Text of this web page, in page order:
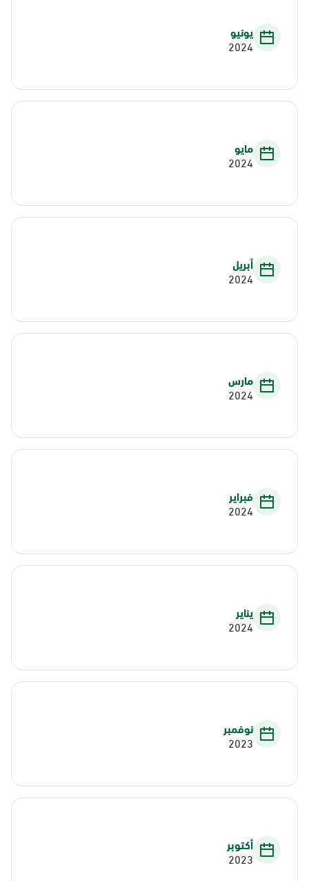
يونيو
2024
مايو
2024
أبريل
2024
مارس
2024
فبراير
2024
يناير
2024
نوفمبر
2023
أكتوبر
2023